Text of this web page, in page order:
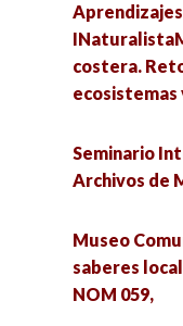
costera.
Seminario
Archivos de
Museo
saberes
NOM 059,